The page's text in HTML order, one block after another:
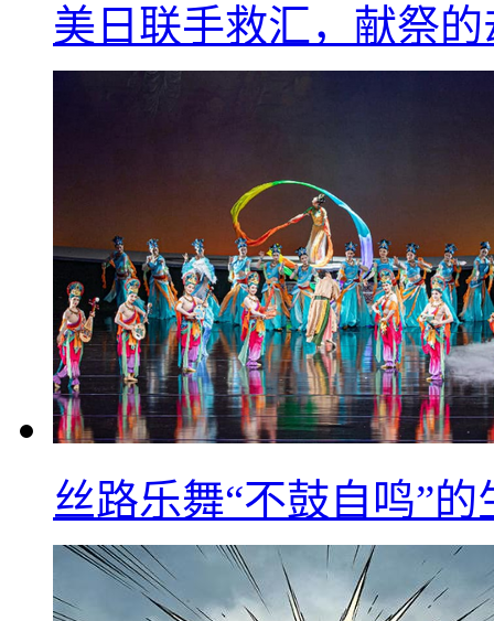
美日联手救汇，献祭
丝路乐舞“不鼓自鸣”